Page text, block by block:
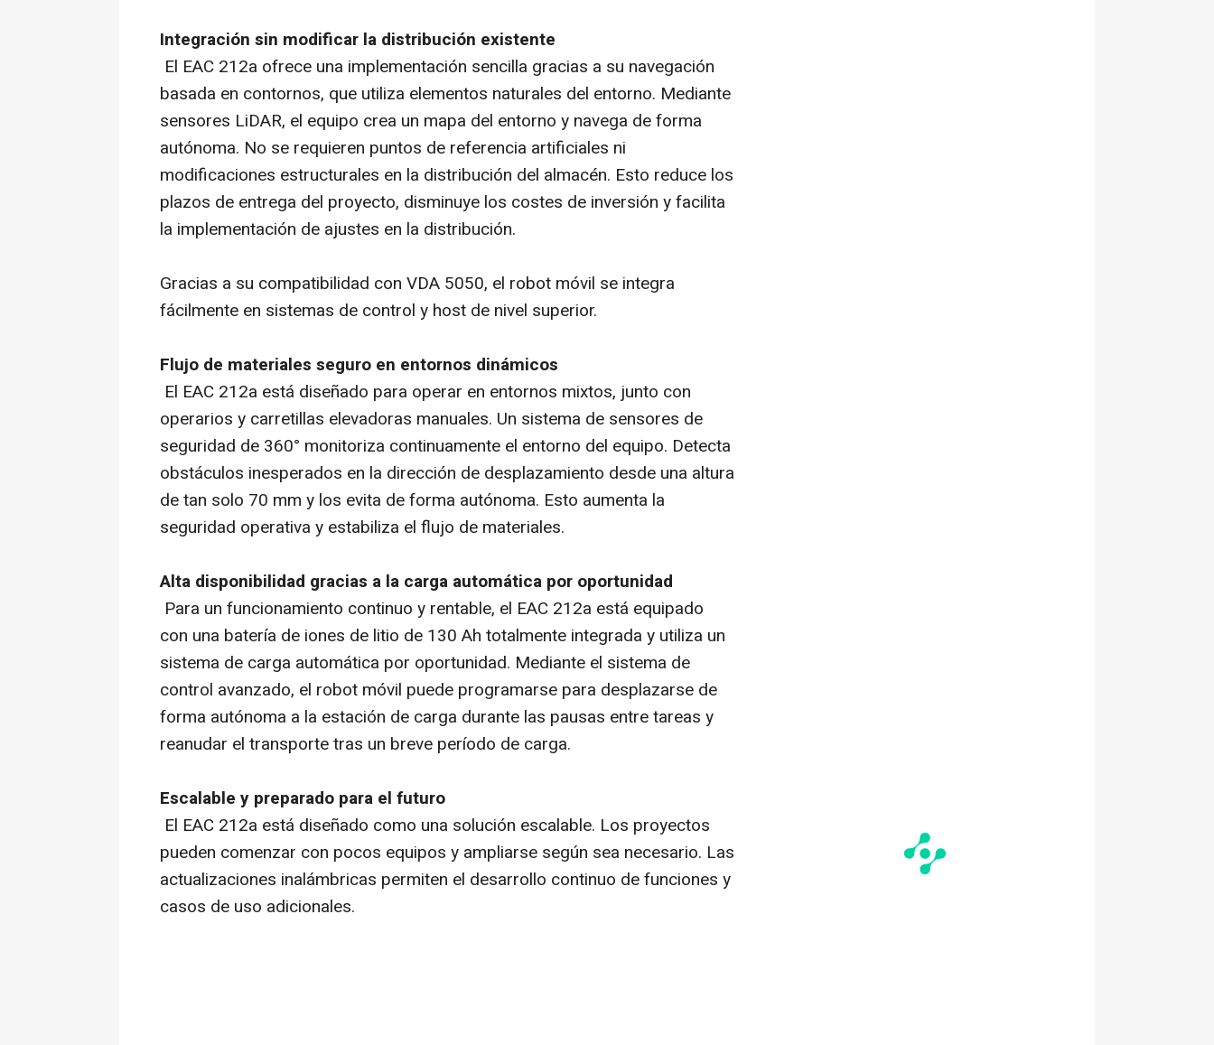
Integración sin modificar la distribución existente
El EAC 212a ofrece una implementación sencilla gracias a su navegación
basada en contornos, que utiliza elementos naturales del entorno. Mediante
sensores LiDAR, el equipo crea un mapa del entorno y navega de forma
autónoma. No se requieren puntos de referencia artificiales ni
modificaciones estructurales en la distribución del almacén. Esto reduce los
plazos de entrega del proyecto, disminuye los costes de inversión y facilita
la implementación de ajustes en la distribución.
Gracias a su compatibilidad con VDA 5050, el robot móvil se integra
fácilmente en sistemas de control y host de nivel superior.
Flujo de materiales seguro en entornos dinámicos
El EAC 212a está diseñado para operar en entornos mixtos, junto con
operarios y carretillas elevadoras manuales. Un sistema de sensores de
seguridad de 360° monitoriza continuamente el entorno del equipo. Detecta
obstáculos inesperados en la dirección de desplazamiento desde una altura
de tan solo 70 mm y los evita de forma autónoma. Esto aumenta la
seguridad operativa y estabiliza el flujo de materiales.
Alta disponibilidad gracias a la carga automática por oportunidad
Para un funcionamiento continuo y rentable, el EAC 212a está equipado
con una batería de iones de litio de 130 Ah totalmente integrada y utiliza un
sistema de carga automática por oportunidad. Mediante el sistema de
control avanzado, el robot móvil puede programarse para desplazarse de
forma autónoma a la estación de carga durante las pausas entre tareas y
reanudar el transporte tras un breve período de carga.
Escalable y preparado para el futuro
El EAC 212a está diseñado como una solución escalable. Los proyectos
pueden comenzar con pocos equipos y ampliarse según sea necesario. Las
actualizaciones inalámbricas permiten el desarrollo continuo de funciones y
casos de uso adicionales.